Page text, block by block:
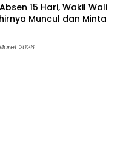
15 Hari, Wakil Wali
Muncul dan Minta
2026